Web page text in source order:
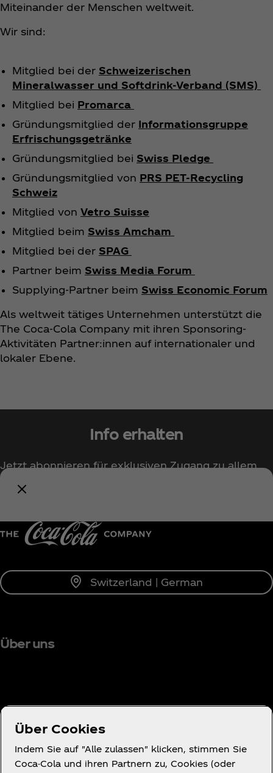
Miteinander der Menschen weltweit.
Wir sind:
Mitglied bei der Schweizerischen
Mineralwasser und Softdrink-Verband (SMS)
Mitglied bei Promarca
Gründungsmitglied der Informationsgruppe
Erfrischungsgetränke
Gründungsmitglied bei Swiss Pledge
Gründungsmitglied von PRS PET-Recycling
Schweiz
Mitglied von Vetro Suisse
Mitglied beim Swiss Amcham
Mitglied bei der SPAG
Partner beim Swiss Media Forum
Supplying-Partner beim Swiss Economic Forum
Als weltweit tätiges Unternehmen unterstützt die
The Coca‑Cola Company mit ihren Sponsoring-
Aktivitäten Partner:innen auf internationaler und
lokaler Ebene.
Info erhalten
Jetzt abonnieren für exklusiven Zugang zu allem
rund um Coca‑Cola!
Switzerland | German
Über uns
Brauchst du Hilfe?
Über Cookies
Indem Sie auf "Alle zulassen" klicken, stimmen Sie
Coca-Cola und ihren Partnern zu, Cookies (oder